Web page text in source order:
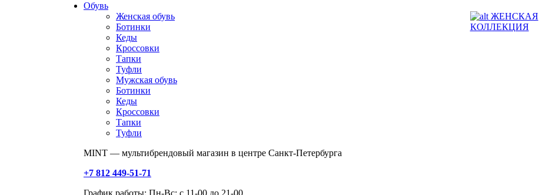
Обувь
Женская обувь
Ботинки
Кеды
Кроссовки
Тапки
Туфли
Мужская обувь
Ботинки
Кеды
Кроссовки
Тапки
Туфли
ЖЕНСКАЯ
КОЛЛЕКЦИЯ
MINT — мультибрендовый магазин в центре Санкт-Петербурга
+7 812 449-51-71
График работы: Пн-Вс: с 11-00 до 21-00